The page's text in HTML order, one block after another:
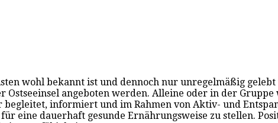
wohl bekannt ist und dennoch nur unregelmäßig
angeboten werden. Alleine oder in der Gruppe
informiert und im Rahmen von Aktiv- und
eine dauerhaft gesunde Ernährungsweise zu stellen.